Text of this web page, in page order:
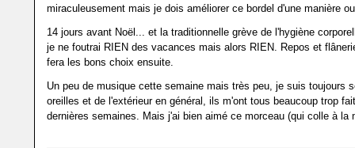
miraculeusement mais je dois améliorer ce bordel d'une manière
14 jours avant Noël... et la traditionnelle grève de l'hygiène
je ne foutrai RIEN des vacances mais alors RIEN. Repos et
fera les bons choix ensuite.
Un peu de musique cette semaine mais très peu, je suis toujours
oreilles et de l'extérieur en général, ils m'ont tous beaucoup trop
dernières semaines. Mais j'ai bien aimé ce morceau (qui colle à la